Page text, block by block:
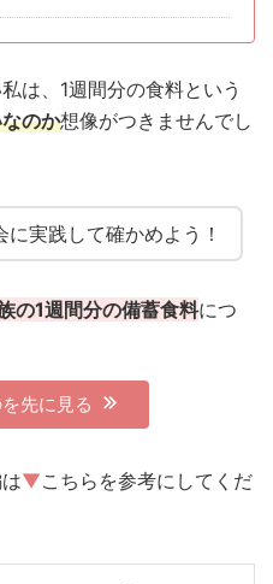
は、1週間分の食料という
のか想像がつきませんでし
実践して確かめよう！
の1週間分の備蓄食料につ
先に見る
▼こちらを参考にしてくだ